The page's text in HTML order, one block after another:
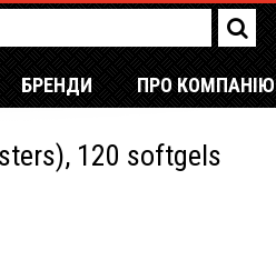
БРЕНДИ ПРО КОМПАНІЮ
120 softgels